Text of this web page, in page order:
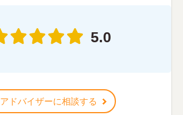
5.0
アドバイザーに相談する